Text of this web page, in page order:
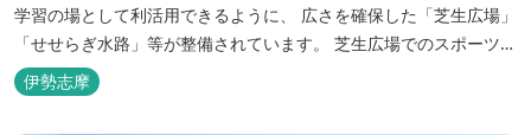
学習の場として利活用できるように、 広さを確保した「芝生広場」
「せせらぎ水路」等が整備されています。 芝生広場でのスポーツや
バーベキューはもちろん、 車での乗り入れも可能なため、オートキ
ャンプなどもお楽しみいただけます！ 火災防止のため、バーベキュ
ー･焚火等をする際は、 直火にならないように焚火台･コンロ等を
伊勢志摩